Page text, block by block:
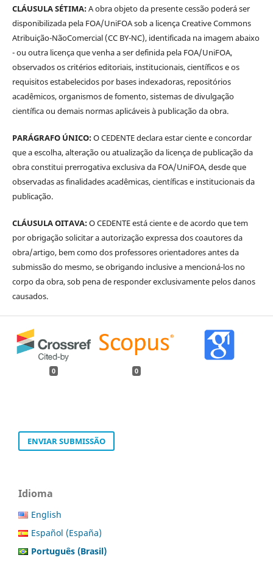
CLÁUSULA SÉTIMA:A obra objeto da presente cessão poderá ser
disponibilizada pela FOA/UniFOA sob a licença Creative Commons
Atribuição-NãoComercial (CC BY-NC), identificada na imagem abaixo
- ou outra licença que venha a ser definida pela FOA/UniFOA,
observados os critérios editoriais, institucionais, científicos e os
requisitos estabelecidos por bases indexadoras, repositórios
acadêmicos, organismos de fomento, sistemas de divulgação
científica ou demais normas aplicáveis à publicação da obra.
PARÁGRAFO ÚNICO:O CEDENTE declara estar ciente e concordar
que a escolha, alteração ou atualização da licença de publicação da
obra constitui prerrogativa exclusiva da FOA/UniFOA, desde que
observadas as finalidades acadêmicas, científicas e institucionais da
publicação.
CLÁUSULA OITAVA:O CEDENTE está ciente e de acordo que tem
por obrigação solicitar a autorização expressa dos coautores da
obra/artigo, bem como dos professores orientadores antes da
submissão do mesmo, se obrigando inclusive a mencioná-los no
corpo da obra, sob pena de responder exclusivamente pelos danos
causados.
0 0
ENVIAR SUBMISSÃO
Idioma
English
Español (España)
Português (Brasil)